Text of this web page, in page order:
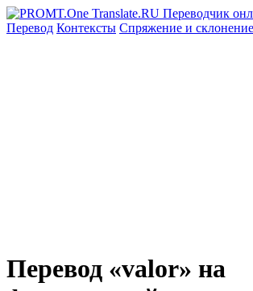
Перевод Контексты Спряжение и склонение
Перевод «valor» на